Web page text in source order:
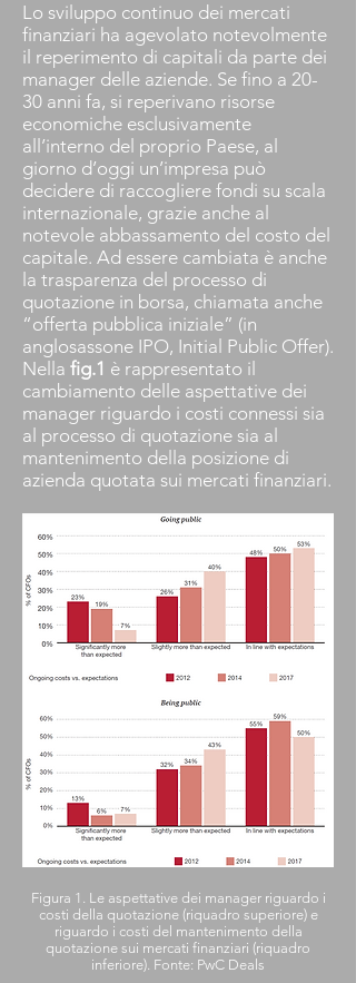
Lo sviluppo continuo dei mercati
finanziari ha agevolato notevolmente
il reperimento di capitali da parte dei
manager delle aziende. Se fino a 20-
30 anni fa, si reperivano risorse
economiche esclusivamente
all’interno del proprio Paese, al
giorno d’oggi un’impresa può
decidere di raccogliere fondi su scala
internazionale, grazie anche al
notevole abbassamento del costo del
capitale. Ad essere cambiata è anche
la trasparenza del processo di
quotazione in borsa, chiamata anche
“offerta pubblica iniziale” (in
anglosassone IPO, Initial Public Offer).
Nella fig.1 è rappresentato il
cambiamento delle aspettative dei
manager riguardo i costi connessi sia
al processo di quotazione sia al
mantenimento della posizione di
azienda quotata sui mercati finanziari.
Figura 1. Le aspettative dei manager riguardo i
costi della quotazione (riquadro superiore) e
riguardo i costi del mantenimento della
quotazione sui mercati finanziari (riquadro
inferiore). Fonte: PwC Deals